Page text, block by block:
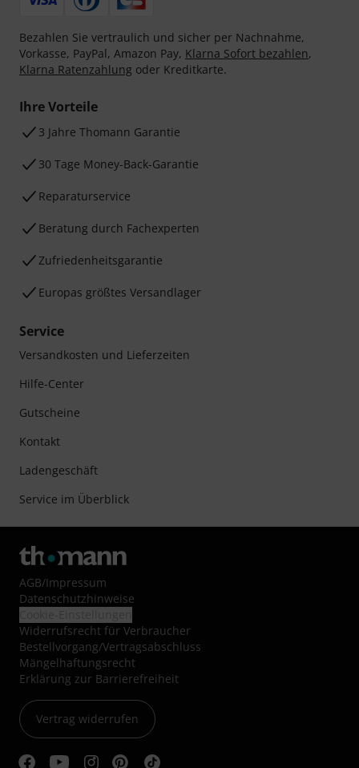
Bezahlen Sie vertraulich und sicher per Nachnahme,
Vorkasse, PayPal, Amazon Pay, Klarna Sofort bezahlen,
Klarna Ratenzahlung oder Kreditkarte.
Ihre Vorteile
3 Jahre Thomann Garantie
30 Tage Money-Back-Garantie
Reparaturservice
Beratung durch Fachexperten
Zufriedenheitsgarantie
Europas größtes Versandlager
Service
Versandkosten und Lieferzeiten
Hilfe-Center
Gutscheine
Kontakt
Ladengeschäft
Service im Überblick
AGB/Impressum
Datenschutzhinweise
Widerrufsrecht für Verbraucher
Bestellvorgang/Vertragsabschluss
Mängelhaftungsrecht
Erklärung zur Barrierefreiheit
Vertrag widerrufen